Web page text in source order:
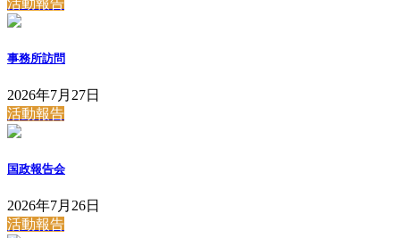
事務所訪問
2026年7月27日
活動報告
国政報告会
2026年7月26日
活動報告